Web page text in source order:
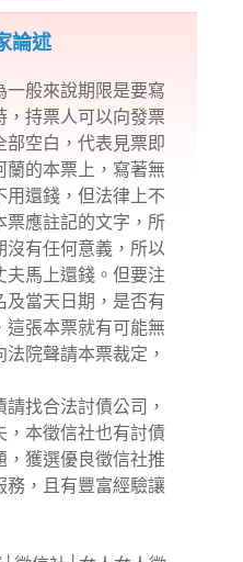
論述
一般來說期限是要寫
，持票人可以向發票
部空白，代表見票即
蘭的本票上，寫著無
用還錢，但法律上不
票應註記的文字，所
沒有任何意義，所以
夫馬上還錢。但要注
及當天日期，是否有
這張本票就有可能無
院聲請本票裁定，
找合法討債公司，
，本徵信社也有討債
，獲選優良徵信社推
務，且有豐富經驗讓